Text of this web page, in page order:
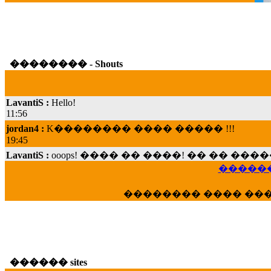
�������� - Shouts
11:56
jordan4 :
19:45
LavantiS :
���; ���� ��� ��� �������� ����
veronica :E���� 2012 ��� ����� ���
�������� ����
������ sites